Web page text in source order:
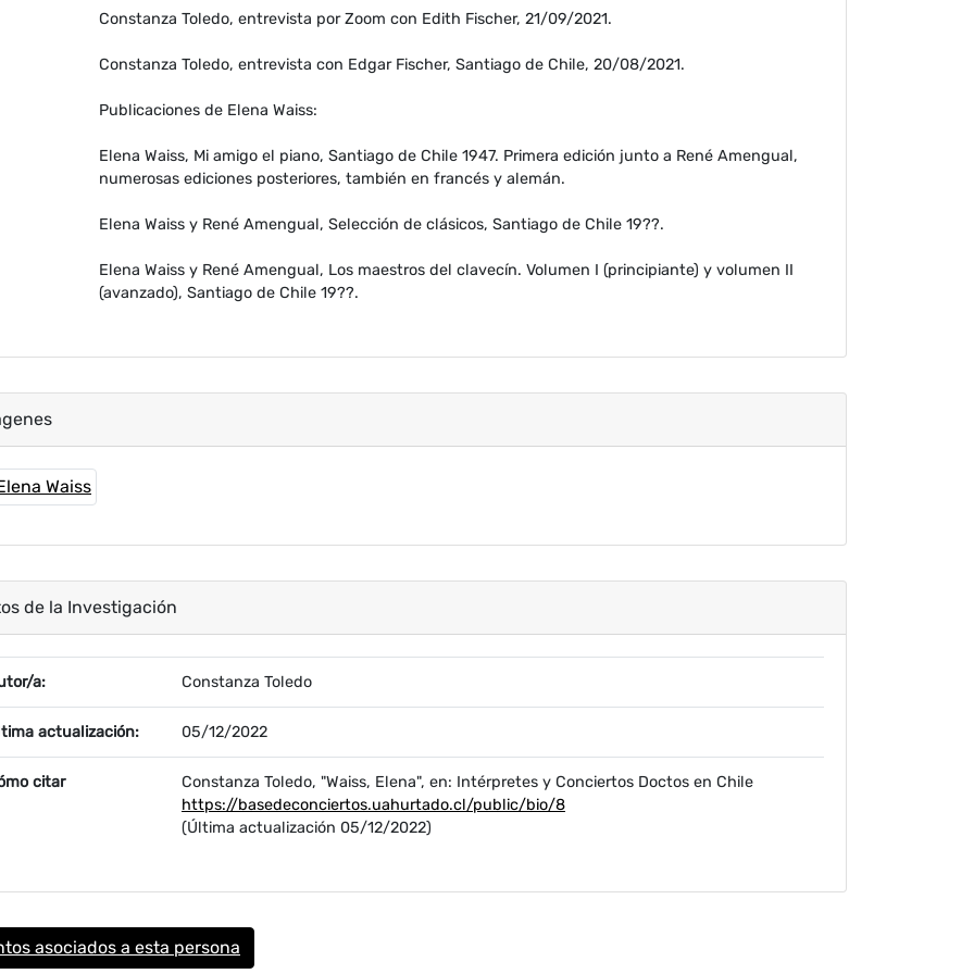
Constanza Toledo, entrevista por Zoom con Edith Fischer, 21/09/2021.
Constanza Toledo, entrevista con Edgar Fischer, Santiago de Chile, 20/08/2021.
Publicaciones de Elena Waiss:
Elena Waiss, Mi amigo el piano, Santiago de Chile 1947. Primera edición junto a René Amengual,
numerosas ediciones posteriores, también en francés y alemán.
Elena Waiss y René Amengual, Selección de clásicos, Santiago de Chile 19??.
Elena Waiss y René Amengual, Los maestros del clavecín. Volumen I (principiante) y volumen II
(avanzado), Santiago de Chile 19??.
de la Investigación
a: Constanza Toledo
actualización: 05/12/2022
citar
Constanza Toledo, "Waiss, Elena", en: Intérpretes y Conciertos Doctos en Chile
https://basedeconciertos.uahurtado.cl/public/bio/8
(Última actualización 05/12/2022)
asociados a esta persona